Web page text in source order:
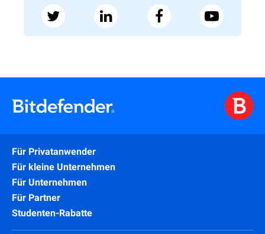
Für Privatanwender
Für kleine Unternehmen
Für Unternehmen
Für Partner
Studenten-Rabatte